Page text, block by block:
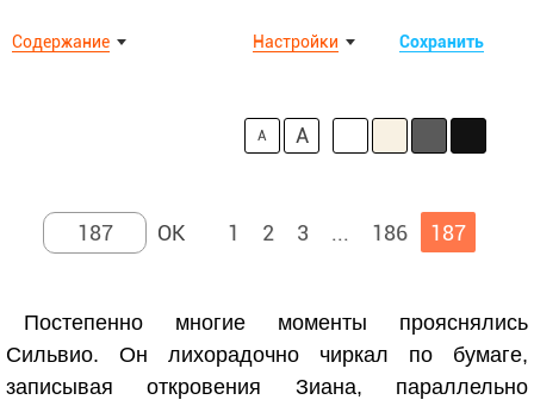
Содержание Сохранить
Настройки
A A
1 2 3 ... 186 187
Постепенно многие моменты прояснялись
Сильвио. Он лихорадочно чиркал по бумаге,
записывая откровения Зиана, параллельно